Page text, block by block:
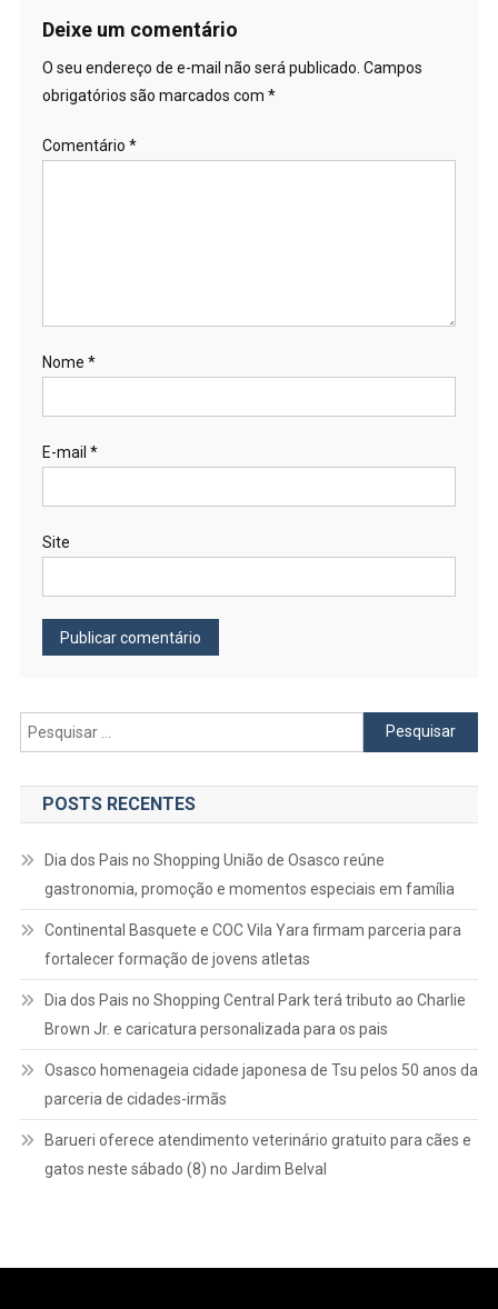
Deixe um comentário
O seu endereço de e-mail não será publicado. Campos
obrigatórios são marcados com *
Comentário *
Nome *
E-mail *
Site
Pesquisar
por:
POSTS RECENTES
Dia dos Pais no Shopping União de Osasco reúne
gastronomia, promoção e momentos especiais em família
Continental Basquete e COC Vila Yara firmam parceria para
fortalecer formação de jovens atletas
Dia dos Pais no Shopping Central Park terá tributo ao Charlie
Brown Jr. e caricatura personalizada para os pais
Osasco homenageia cidade japonesa de Tsu pelos 50 anos da
parceria de cidades-irmãs
Barueri oferece atendimento veterinário gratuito para cães e
gatos neste sábado (8) no Jardim Belval